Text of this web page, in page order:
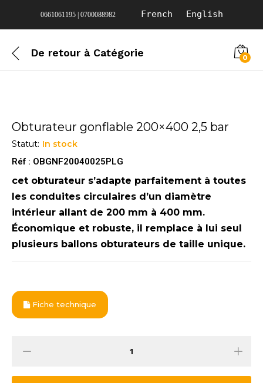
0661061195 | 0700088982 French English
De retour àCatégorie 0
Obturateur gonflable 200×400 2,5 bar
Statut: In stock
Réf : OBGNF20040025PLG
cet obturateur s’adapte parfaitement à toutes
les conduites circulaires d’un diamètre
intérieur allant de 200 mm à 400 mm.
Économique et robuste, il remplace à lui seul
plusieurs ballons obturateurs de taille unique.
Fiche technique